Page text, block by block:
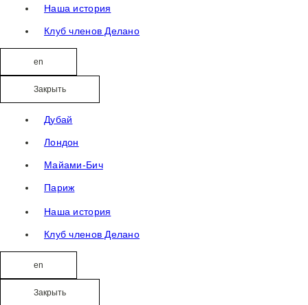
Наша история
Клуб членов Делано
en
Закрыть
Дубай
Лондон
Майами-Бич
Париж
Наша история
Клуб членов Делано
en
Закрыть